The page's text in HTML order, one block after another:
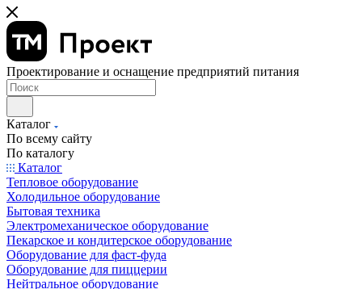
Проектирование и оснащение предприятий питания
Каталог
По всему сайту
По каталогу
Каталог
Тепловое оборудование
Холодильное оборудование
Бытовая техника
Электромеханическое оборудование
Пекарское и кондитерское оборудование
Оборудование для фаст-фуда
Оборудование для пиццерии
Нейтральное оборудование